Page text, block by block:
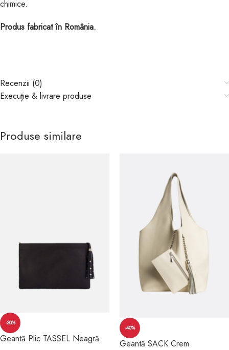
chimice.
Produs fabricat în România.
Recenzii (0)
Execuție & livrare produse
Produse similare
-30%
Geantă Plic TASSEL Neagră
-40%
Geantă SACK Crem